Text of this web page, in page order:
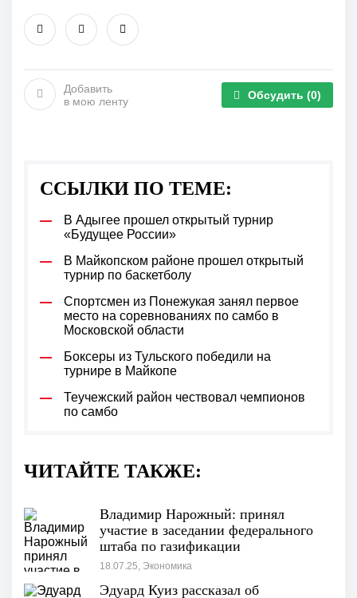
Добавить
в мою ленту
Обсудить (0)
ССЫЛКИ ПО ТЕМЕ:
В Адыгее прошел открытый турнир
«Будущее России»
В Майкопском районе прошел открытый
турнир по баскетболу
Спортсмен из Понежукая занял первое
место на соревнованиях по самбо в
Московской области
Боксеры из Тульского победили на
турнире в Майкопе
Теучежский район чествовал чемпионов
по самбо
ЧИТАЙТЕ ТАКЖЕ:
Владимир Нарожный: принял
участие в заседании федерального
штаба по газификации
18.07.25, Экономика
Эдуард Куиз рассказал об